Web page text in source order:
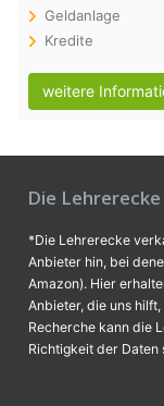
Geldanlage
Kredite
weitere
Die Lehrerecke
*Die Lehrerecke
Anbieter hin, bei
Amazon). Hier
Anbieter, die uns
Recherche kann die
Richtigkeit der